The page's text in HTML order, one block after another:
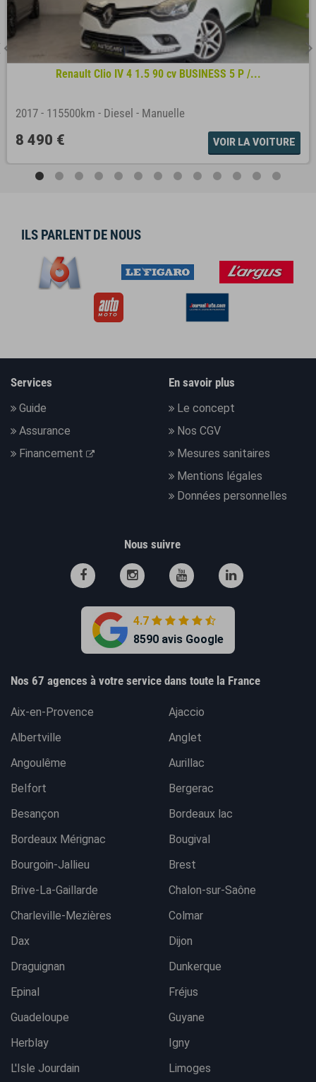
Renault Clio IV 4 1.5 90 cv BUSINESS 5 P /...
2017 - 115500km - Diesel - Manuelle
8 490 € VOIR LA VOITURE
ILS PARLENT DE NOUS
Services
Guide
Assurance
Financement
En savoir plus
Le concept
Nos CGV
Mesures sanitaires
Mentions légales
Données personnelles
Nous suivre
4.7
8590 avis Google
Nos 67 agences à votre service dans toute la France
Aix-en-Provence
Ajaccio
Albertville
Anglet
Angoulême
Aurillac
Belfort
Bergerac
Besançon
Bordeaux lac
Bordeaux Mérignac
Bougival
Bourgoin-Jallieu
Brest
Brive-La-Gaillarde
Chalon-sur-Saône
Charleville-Mezières
Colmar
Dax
Dijon
Draguignan
Dunkerque
Epinal
Fréjus
Guadeloupe
Guyane
Herblay
Igny
L'Isle Jourdain
Limoges